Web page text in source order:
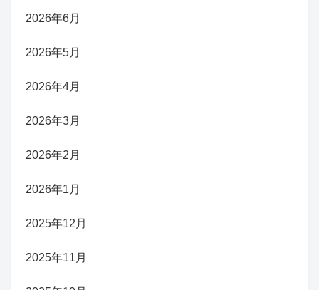
2026年6月
2026年5月
2026年4月
2026年3月
2026年2月
2026年1月
2025年12月
2025年11月